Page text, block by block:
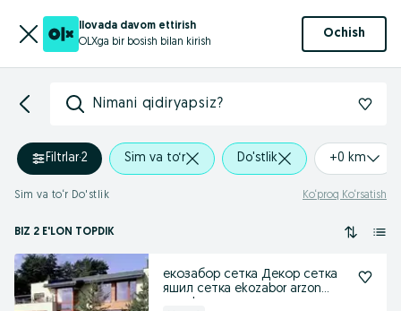
Ilovada davom ettirish
OLXga bir bosish bilan kirish
Ochish
Nimani qidiryapsiz?
Filtrlar·2 Sim va to‘r Do'stlik +0 km
Sim va to‘r Do'stlik Ko‘proq Ko‘rsatish
BIZ 2 E'LON TOPDIK
екозабор сетка Декор сетка
яшил сетка ekozabor arzon